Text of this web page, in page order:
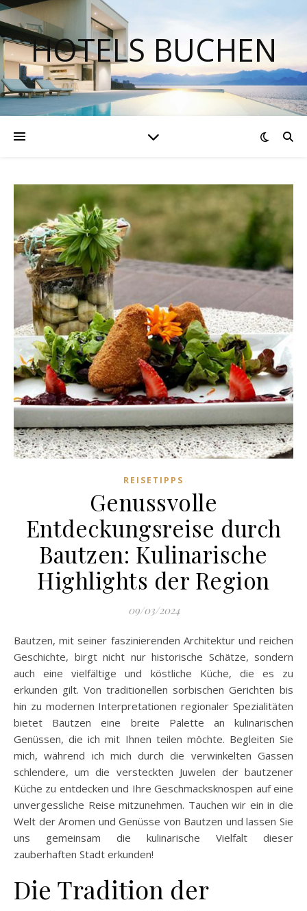
HOTELS BUCHEN
REISETIPPS
Genussvolle
Entdeckungsreise durch
Bautzen: Kulinarische
Highlights der Region
09/03/2024
Bautzen, mit seiner faszinierenden Architektur und reichen
Geschichte, birgt nicht nur historische Schätze, sondern
auch eine vielfältige und köstliche Küche, die es zu
erkunden gilt. Von traditionellen sorbischen Gerichten bis
hin zu modernen Interpretationen regionaler Spezialitäten
bietet Bautzen eine breite Palette an kulinarischen
Genüssen, die ich mit Ihnen teilen möchte. Begleiten Sie
mich, während ich mich durch die verwinkelten Gassen
schlendere, um die versteckten Juwelen der bautzener
Küche zu entdecken und Ihre Geschmacksknospen auf eine
unvergessliche Reise mitzunehmen. Tauchen wir ein in die
Welt der Aromen und Genüsse von Bautzen und lassen Sie
uns gemeinsam die kulinarische Vielfalt dieser
zauberhaften Stadt erkunden!
Die Tradition der